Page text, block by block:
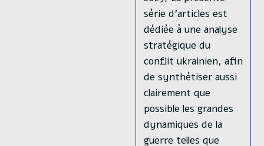
série d’articles est
dédiée à une analyse
stratégique du
conflit ukrainien, afin
de synthétiser aussi
clairement que
possible les grandes
dynamiques de la
guerre telles que
à infiltrer
l’ENA
Publication
publiée :
02/05/2025
Auteur/autrice
de
la
publication :
Jules Carneiro
Temps
de
lecture :
3 mins read
Post
category:
Fil
Twitter / France / Russie
🔹#Russie 🇷🇺🔹 Qui